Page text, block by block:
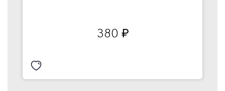
380 руб.